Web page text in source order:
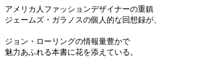
アメリカ人ファッションデザイナーの重鎮
ジェームズ・ガラノスの個人的な回想録が、
ジョン・ローリングの情報量豊かで
魅力あふれる本書に花を添えている。